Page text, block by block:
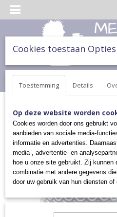
Inloggen Registreren
Home >THEE & TAART>KOPPEN
400ML>BEKER HOOG
Cookies toestaan Opties
Toestemming Details
Op deze website worden
Cookies worden door ons gebruikt
aanbieden van sociale media-
informatie en advertenties.
media-, advertentie- en
hoe u onze site gebruikt. Zij kunnen
combinatie met andere gegevens
door uw gebruik van hun diensten